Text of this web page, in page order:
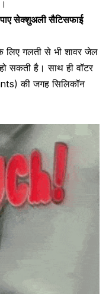
पाए सेक्शुअली सैटिसफाई
गलती से भी शावर जेल
सकती है। साथ ही वॉटर
की जगह सिलिकॉन